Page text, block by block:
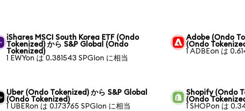
iShares MSCI South Korea ETF (Ondo
Tokenized) から S&P Global (Ondo
Tokenized)
1 EWYon は 0.381543 SPGIon に相当
Adobe (Ondo
(Ondo
1 ADBEon は
Uber (Ondo Tokenized) から S&P Global
(Ondo Tokenized)
1 UBERon は 0.173765 SPGIon に相当
Shopify (Ondo
(Ondo
1 SHOPon は